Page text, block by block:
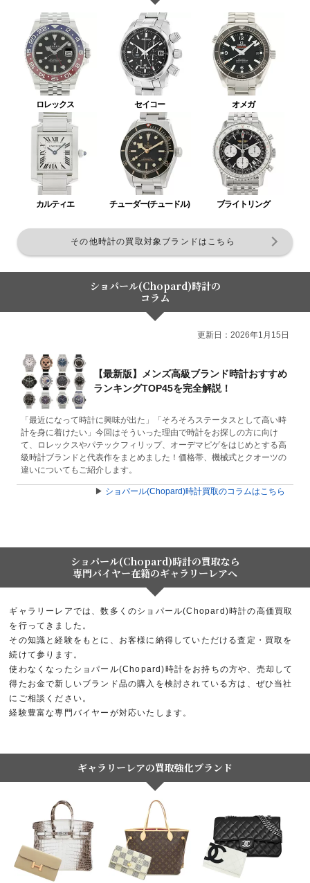
ロレックス セイコー オメガ
カルティエ チューダー(チュードル) ブライトリング
その他時計の買取対象ブランドはこちら
ショパール(Chopard)時計の
コラム
更新日：2026年1月15日
【最新版】メンズ高級ブランド時計おすすめ
ランキングTOP45を完全解説！
「最近になって時計に興味が出た」「そろそろステータスとして高い時
計を身に着けたい」今回はそういった理由で時計をお探しの方に向け
て、ロレックスやパテックフィリップ、オーデマピゲをはじめとする高
級時計ブランドと代表作をまとめました！価格帯、機械式とクオーツの
違いについてもご紹介します。
▶ ショパール(Chopard)時計買取のコラムはこちら
ショパール(Chopard)時計の買取なら
専門バイヤー在籍のギャラリーレアへ
ギャラリーレアでは、数多くのショパール(Chopard)時計の高価買取
を行ってきました。
その知識と経験をもとに、お客様に納得していただける査定・買取を
続けて参ります。
使わなくなったショパール(Chopard)時計をお持ちの方や、売却して
得たお金で新しいブランド品の購入を検討されている方は、ぜひ当社
にご相談ください。
経験豊富な専門バイヤーが対応いたします。
ギャラリーレアの買取強化ブランド